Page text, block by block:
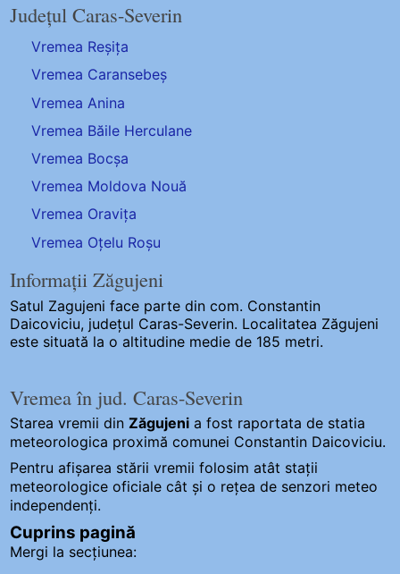
Județul Caras-Severin
Vremea Reșița
Vremea Caransebeș
Vremea Anina
Vremea Băile Herculane
Vremea Bocșa
Vremea Moldova Nouă
Vremea Oravița
Vremea Oțelu Roșu
Informații Zăgujeni
Satul Zagujeni face parte din com. Constantin
Daicoviciu, județul Caras-Severin. Localitatea Zăgujeni
este situată la o altitudine medie de 185 metri.
Vremea în jud. Caras-Severin
Starea vremii dinZăgujeni a fost raportata de statia
meteorologica proximă comunei Constantin Daicoviciu.
Pentru afișarea stării vremii folosim atât stații
meteorologice oficiale cât și o rețea de senzori meteo
independenți.
Cuprins pagină
Mergi la secțiunea: